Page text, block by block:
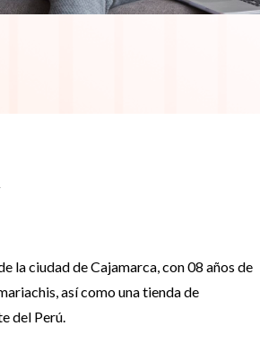
la ciudad de Cajamarca, con 08 años de
así como una tienda de
del Perú.